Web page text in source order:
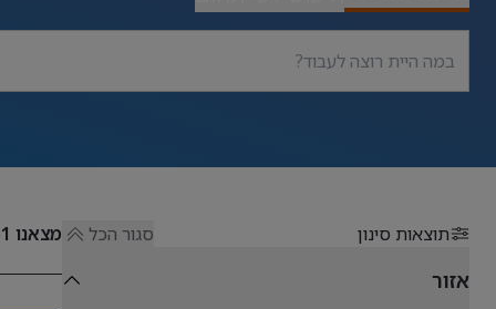
תוצאות סינון סגור הכל
אזור
מצאנו